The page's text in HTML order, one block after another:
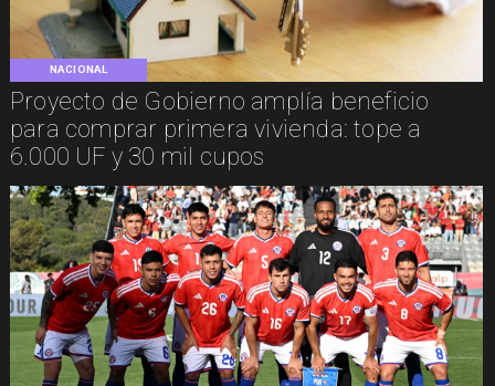
NACIONAL
Proyecto de Gobierno amplía beneficio
para comprar primera vivienda: tope a
6.000 UF y 30 mil cupos